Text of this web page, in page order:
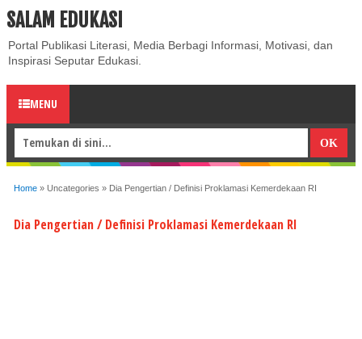
ABOUT CONTACT US
SALAM EDUKASI
Portal Publikasi Literasi, Media Berbagi Informasi, Motivasi, dan
Inspirasi Seputar Edukasi.
MENU
Home » Uncategories » Dia Pengertian / Definisi Proklamasi Kemerdekaan RI
Dia Pengertian / Definisi Proklamasi Kemerdekaan RI